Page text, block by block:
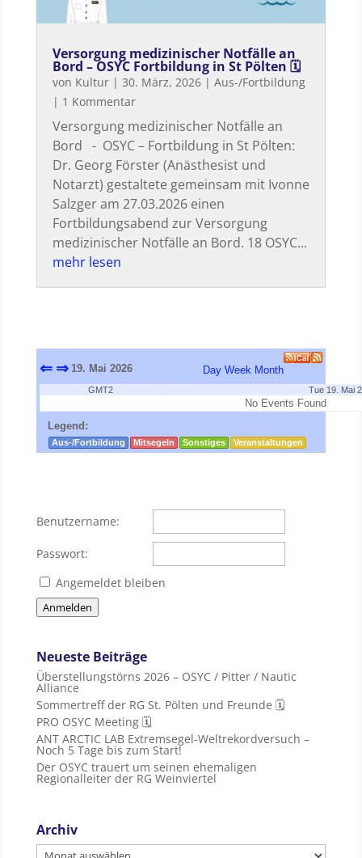
Versorgung medizinischer Notfälle an
Bord – OSYC Fortbildung in St Pölten 🗓
von Kultur| 30. März, 2026| Aus-/Fortbildung
| 1 Kommentar
Versorgung medizinischer Notfälle an
Bord - OSYC – Fortbildung in St Pölten:
Dr. Georg Förster (Anästhesist und
Notarzt) gestaltete gemeinsam mit Ivonne
Salzger am 27.03.2026 einen
Fortbildungsabend zur Versorgung
medizinischer Notfälle an Bord. 18 OSYC...
mehr lesen
⇐ ⇒ 19. Mai 2026 Day Week Month
GMT2 Tue 19. Mai
No Events Found
Legend:
Aus-/Fortbildung Mitsegeln Sonstiges Veranstaltungen
Benutzername:
Passwort:
Angemeldet bleiben
Anmelden
Neueste Beiträge
Überstellungstörns 2026 – OSYC / Pitter / Nautic
Alliance
Sommertreff der RG St. Pölten und Freunde 🗓
PRO OSYC Meeting 🗓
ANT ARCTIC LAB Extremsegel-Weltrekordversuch –
Noch 5 Tage bis zum Start!
Der OSYC trauert um seinen ehemaligen
Regionalleiter der RG Weinviertel
Archiv
Archiv